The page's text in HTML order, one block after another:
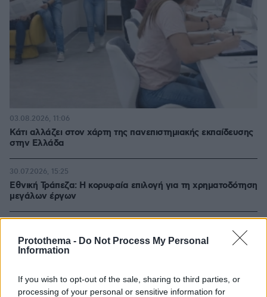
Protothema - Do Not Process My Personal
Information
If you wish to opt-out of the sale, sharing to third parties, or
processing of your personal or sensitive information for
Κάτι αλλάζει στον χάρτη της πανεπιστημιακής εκπαίδευσης
στην Ελλάδα
03.08.2026, 11:06
Εθνική Τράπεζα: Η κορυφαία επιλογή για τη χρηματοδότηση
μεγάλων έργων
30.07.2026, 15:25
Διασκεδάζουμε υπεύθυνα, επιστρέφουμε με ασφάλεια
ΡΟΗ ΕΙΔΗΣΕΩΝ